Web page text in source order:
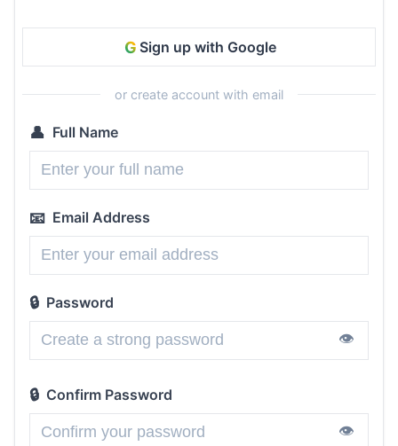
G Sign up with Google
or create account with email
👤 Full Name
📧 Email Address
🔒 Password
👁️
🔒 Confirm Password
👁️